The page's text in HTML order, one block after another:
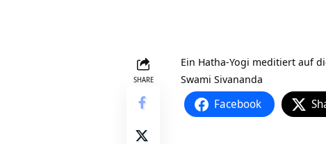
SHARE
Ein Hatha-Yogi meditiert auf
Swami Sivananda
Facebook